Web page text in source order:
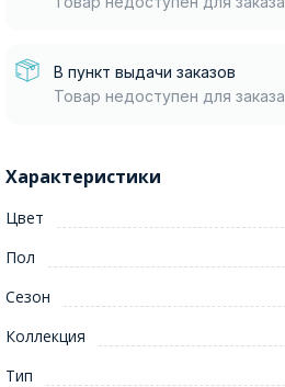
В пункт выдачи заказов
Товар недоступен для заказа
Характеристики
Цвет
Пол
Сезон
Коллекция
Тип